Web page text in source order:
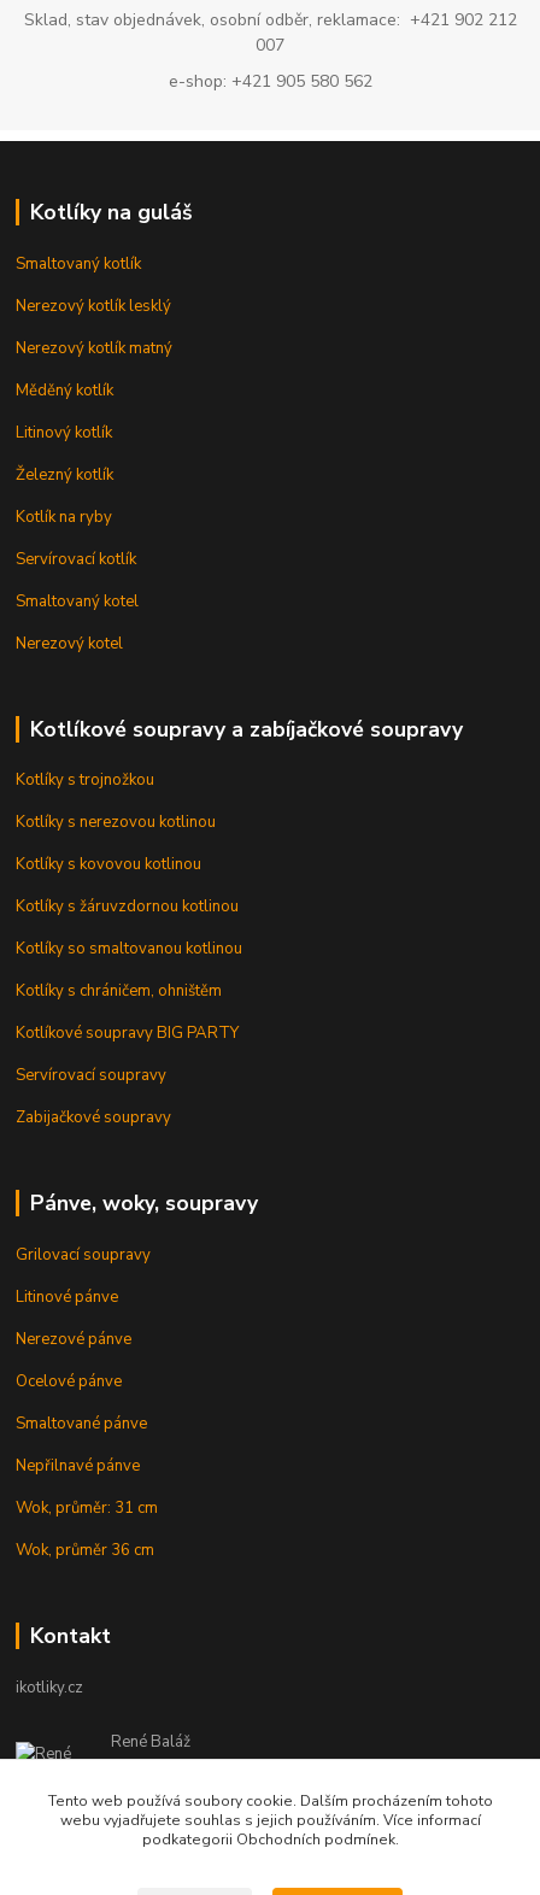
Sklad, stav objednávek, osobní odběr, reklamace: +421 902 212
007
e-shop: +421 905 580 562
Kotlíky na guláš
Smaltovaný kotlík
Nerezový kotlík lesklý
Nerezový kotlík matný
Měděný kotlík
Litinový kotlík
Železný kotlík
Kotlík na ryby
Servírovací kotlík
Smaltovaný kotel
Nerezový kotel
Kotlíkové soupravy a zabíjačkové soupravy
Kotlíky s trojnožkou
Kotlíky s nerezovou kotlinou
Kotlíky s kovovou kotlinou
Kotlíky s žáruvzdornou kotlinou
Kotlíky so smaltovanou kotlinou
Kotlíky s chráničem, ohništěm
Kotlíkové soupravy BIG PARTY
Servírovací soupravy
Zabijačkové soupravy
Pánve, woky, soupravy
Grilovací soupravy
Litinové pánve
Nerezové pánve
Ocelové pánve
Smaltované pánve
Nepřilnavé pánve
Wok, průměr: 31 cm
Wok, průměr 36 cm
Kontakt
ikotliky.cz
René Baláž
Eshop: +421 902 212 007
od 8:00 - do 16:00 hod
info@ikotliky.cz
Tento web používá soubory cookie. Dalším procházením tohoto
webu vyjadřujete souhlas s jejich používáním. Více informací
podkategorii Obchodních podmínek.